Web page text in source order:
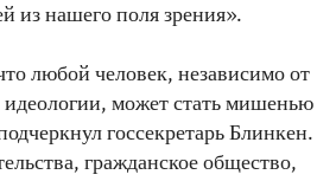
из нашего поля зрения».
любой человек, независимо от
идеологии, может стать мишенью
госсекретарь Блинкен.
гражданское общество,